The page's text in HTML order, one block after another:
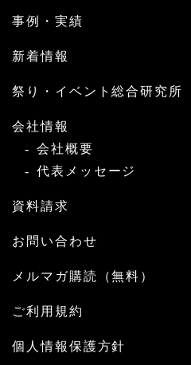
事例・実績
新着情報
祭り・イベント総合研究所
会社情報
会社概要
代表メッセージ
資料請求
お問い合わせ
メルマガ購読（無料）
ご利用規約
個人情報保護方針